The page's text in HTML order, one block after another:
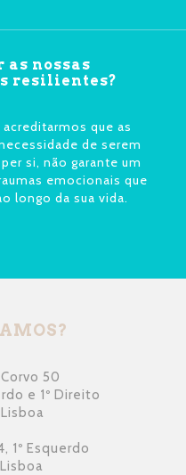
as nossas
resilientes?
que as
de serem
si, não garante um
emocionais que
longo da sua vida.
50
e 1º Direito
1º Esquerdo